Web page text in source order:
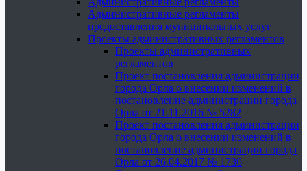
Административные регламенты
предоставления муниципальных услуг
Проекты административных регламентов
Проекты административных
регламентов
Проект постановления администрации
города Орла о внесении изменений в
постановление администрации города
Орла от 21.11.2016 № 5282
Проект постановления администрации
города Орла о внесении изменений в
постановление администрации города
Орла от 26.04.2017 № 1736